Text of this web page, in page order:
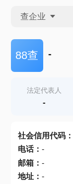
查企业
查企业
查产地
88查 -
法定代表人
-
社会信用代码：
电话： -
邮箱： -
地址： -